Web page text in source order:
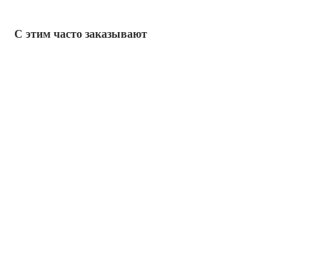
С этим часто заказывают